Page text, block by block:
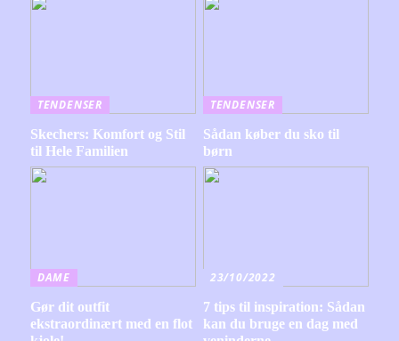
TENDENSER
Skechers: Komfort og Stil
til Hele Familien
TENDENSER
Sådan køber du sko til
børn
DAME
Gør dit outfit
ekstraordinært med en flot
23/10/2022
7 tips til inspiration: Sådan
kan du bruge en dag med